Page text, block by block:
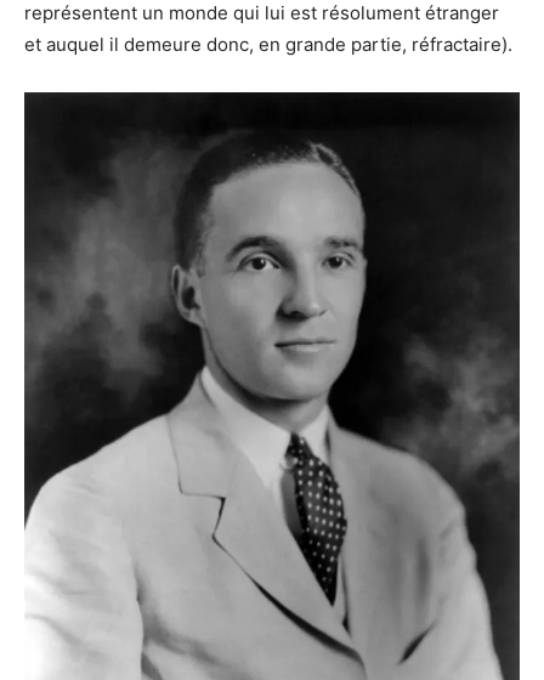
représentent un monde qui lui est résolument étranger
et auquel il demeure donc, en grande partie, réfractaire).